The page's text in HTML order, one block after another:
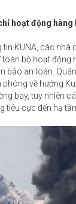
hoạt động
tin KUNA, các nhà
toàn bộ hoạt động
bảo an toàn.
phóng về hướng
bay, tuy nhiên
tiêu cực đến hạ